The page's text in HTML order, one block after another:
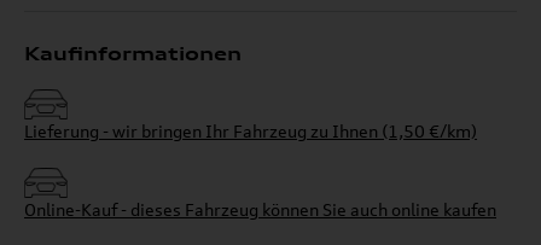
Kaufinformationen
Lieferung - wir bringen Ihr Fahrzeug zu Ihnen (1,50 €/km)
Online-Kauf - dieses Fahrzeug können Sie auch online kaufen